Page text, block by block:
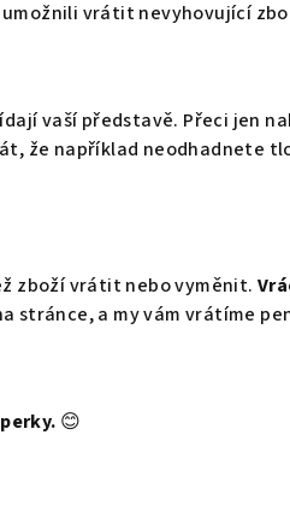
vrátit nevyhovující
vaší představě. Přeci jen
že například neodhadnete
zboží vrátit nebo vyměnit.
a my vám vrátíme
😊